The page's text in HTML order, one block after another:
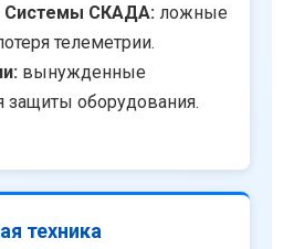
Системы СКАДА: ложные
телеметрии.
вынужденные
защиты оборудования.
техника